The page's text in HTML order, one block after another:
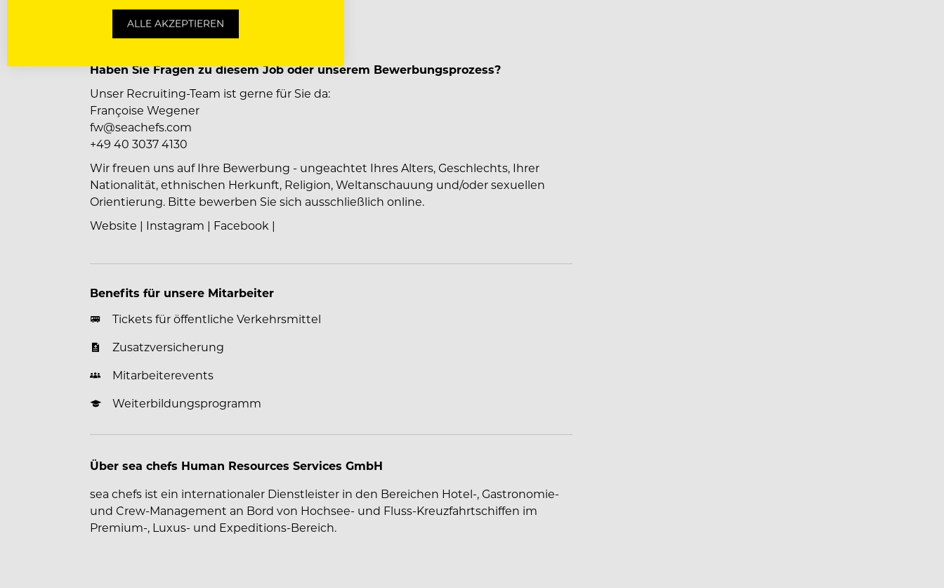
Dienstfahrrad
Pluxee Prepaid-Card
Haben Sie Fragen zu diesem Job oder unserem Bewerbungsprozess?
Unser Recruiting-Team ist gerne für Sie da:
Françoise Wegener
fw@seachefs.com
+49 40 3037 4130
Wir freuen uns auf Ihre Bewerbung - ungeachtet Ihres Alters, Geschlechts, Ihrer
Nationalität, ethnischen Herkunft, Religion, Weltanschauung und/oder sexuellen
Orientierung. Bitte bewerben Sie sich ausschließlich online.
Website | Instagram | Facebook |
Benefits für unsere Mitarbeiter
Tickets für öffentliche Verkehrsmittel
Zusatzversicherung
Mitarbeiterevents
Weiterbildungsprogramm
Über sea chefs Human Resources Services GmbH
sea chefs ist ein internationaler Dienstleister in den Bereichen Hotel-, Gastronomie-
und Crew-Management an Bord von Hochsee- und Fluss-Kreuzfahrtschiffen im
Premium-, Luxus- und Expeditions-Bereich.
ALLE AKZEPTIEREN